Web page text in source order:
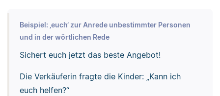
Beispiel: ‚euch‘ zur Anrede unbestimmter Personen
und in der wörtlichen Rede
Sichert euch jetzt das beste Angebot!
Die Verkäuferin fragte die Kinder: „Kann ich
euch helfen?“